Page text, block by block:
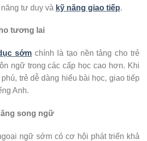
tư duy và kỹ năng giao tiếp.
tương lai
sớm chính là tạo nền tảng cho trẻ
ngữ trong các cấp học cao hơn. Khi
trẻ dễ dàng hiểu bài học, giao tiếp
Anh.
song ngữ
ngữ sớm có cơ hội phát triển khả